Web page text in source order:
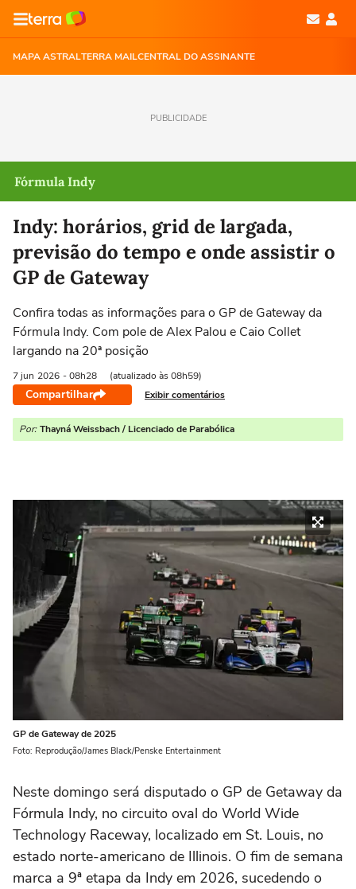
MAPA ASTRALTERRA MAILCENTRAL DO ASSINANTE
PUBLICIDADE
Fórmula Indy
Indy: horários, grid de largada,
previsão do tempo e onde assistir o
GP de Gateway
Confira todas as informações para o GP de Gateway da
Fórmula Indy. Com pole de Alex Palou e Caio Collet
largando na 20ª posição
7 jun 2026 - 08h28 (atualizado às 08h59)
Compartilhar Exibir comentários
Por: Thayná Weissbach / Licenciado de Parabólica
GP de Gateway de 2025
Foto: Reprodução/James Black/Penske Entertainment
Neste domingo será disputado o GP de Getaway da
Fórmula Indy, no circuito oval do World Wide
Technology Raceway, localizado em St. Louis, no
estado norte-americano de Illinois. O fim de semana
marca a 9ª etapa da Indy em 2026, sucedendo o